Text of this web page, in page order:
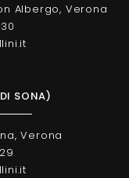
Albergo, Verona
SONA)
Verona